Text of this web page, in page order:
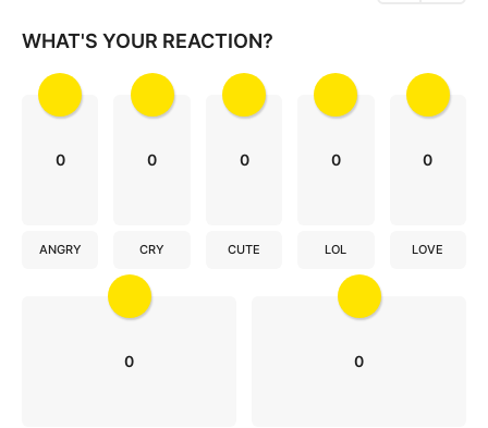
i
WHAT'S YOUR REACTION?
0
ANGRY
0
CRY
0
CUTE
0
LOL
0
LOVE
0 0